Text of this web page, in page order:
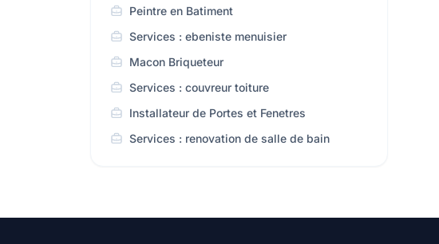
Peintre en Batiment
Services : ebeniste menuisier
Macon Briqueteur
Services : couvreur toiture
Installateur de Portes et Fenetres
Services : renovation de salle de bain